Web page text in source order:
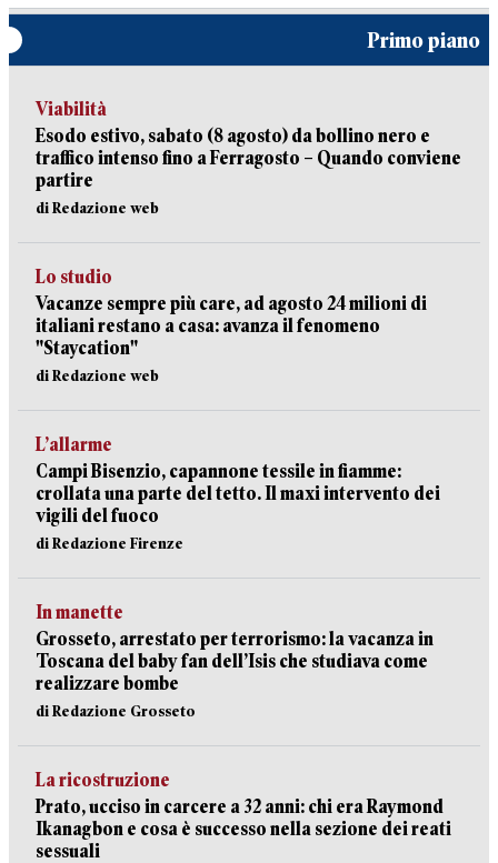
Primo piano
Viabilità
Esodo estivo, sabato (8 agosto) da bollino nero e
traffico intenso fino a Ferragosto – Quando conviene
partire
di Redazione web
Lo studio
Vacanze sempre più care, ad agosto 24 milioni di
italiani restano a casa: avanza il fenomeno
"Staycation"
di Redazione web
L’allarme
Campi Bisenzio, capannone tessile in fiamme:
crollata una parte del tetto. Il maxi intervento dei
vigili del fuoco
di Redazione Firenze
In manette
Grosseto, arrestato per terrorismo: la vacanza in
Toscana del baby fan dell’Isis che studiava come
realizzare bombe
di Redazione Grosseto
La ricostruzione
Prato, ucciso in carcere a 32 anni: chi era Raymond
Ikanagbon e cosa è successo nella sezione dei reati
sessuali